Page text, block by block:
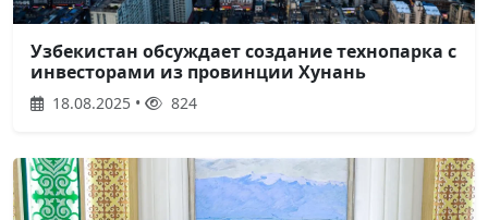
Узбекистан обсуждает создание технопарка с
инвесторами из провинции Хунань
18.08.2025 • 824